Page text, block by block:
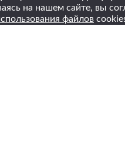
на нашем сайте, вы
файлов